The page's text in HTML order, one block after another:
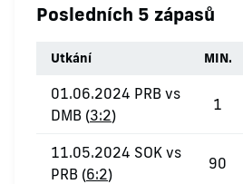
Posledních 5 zápasů
Utkání MIN.
01.06.2024 PRB vs
DMB (3:2)
1
11.05.2024 SOK vs
PRB (6:2)
90